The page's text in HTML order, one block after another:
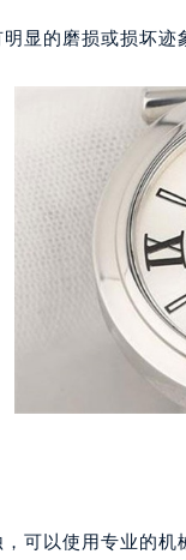
解放路15号亨得利
中街路83号亨得利
山区红山路26号时
锦绣路1067号置信
区友谊西路600号富
人民路15号国际金
季华五路57号万科
道鸿福东路1号民盈
人民中路139号恒隆
工农路57号圆融广
业园区星港街199号
宝洲路729号浦西万
显的磨损或损坏迹
可以使用专业的